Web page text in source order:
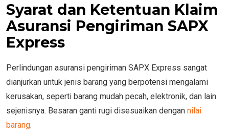
Syarat dan Ketentuan Klaim
Asuransi Pengiriman SAPX
Express
Perlindungan asuransi pengiriman SAPX Express sangat
dianjurkan untuk jenis barang yang berpotensi mengalami
kerusakan, seperti barang mudah pecah, elektronik, dan lain
sejenisnya. Besaran ganti rugi disesuaikan dengan nilai
barang.